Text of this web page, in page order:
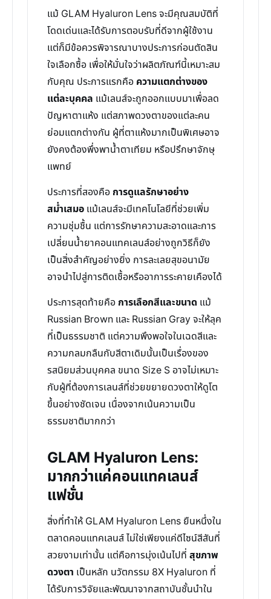
แม้ GLAM Hyaluron Lens จะมีคุณสมบัติที่
โดดเด่นและได้รับการตอบรับที่ดีจากผู้ใช้งาน
แต่ก็มีข้อควรพิจารณาบางประการก่อนตัดสิน
ใจเลือกซื้อ เพื่อให้มั่นใจว่าผลิตภัณฑ์นี้เหมาะสม
กับคุณ ประการแรกคือ ความแตกต่างของ
แต่ละบุคคล แม้เลนส์จะถูกออกแบบมาเพื่อลด
ปัญหาตาแห้ง แต่สภาพดวงตาของแต่ละคน
ย่อมแตกต่างกัน ผู้ที่ตาแห้งมากเป็นพิเศษอาจ
ยังคงต้องพึ่งพาน้ำตาเทียม หรือปรึกษาจักษุ
แพทย์
ประการที่สองคือ การดูแลรักษาอย่าง
สม่ำเสมอ แม้เลนส์จะมีเทคโนโลยีที่ช่วยเพิ่ม
ความชุ่มชื้น แต่การรักษาความสะอาดและการ
เปลี่ยนน้ำยาคอนแทคเลนส์อย่างถูกวิธีก็ยัง
เป็นสิ่งสำคัญอย่างยิ่ง การละเลยสุขอนามัย
อาจนำไปสู่การติดเชื้อหรืออาการระคายเคืองได้
ประการสุดท้ายคือ การเลือกสีและขนาด แม้
Russian Brown และ Russian Gray จะให้ลุค
ที่เป็นธรรมชาติ แต่ความพึงพอใจในเฉดสีและ
ความกลมกลืนกับสีตาเดิมนั้นเป็นเรื่องของ
รสนิยมส่วนบุคคล ขนาด Size S อาจไม่เหมาะ
กับผู้ที่ต้องการเลนส์ที่ช่วยขยายดวงตาให้ดูโต
ขึ้นอย่างชัดเจน เนื่องจากเน้นความเป็น
ธรรมชาติมากกว่า
GLAM Hyaluron Lens:
มากกว่าแค่คอนแทคเลนส์
แฟชั่น
สิ่งที่ทำให้ GLAM Hyaluron Lens ยืนหนึ่งใน
ตลาดคอนแทคเลนส์ ไม่ใช่เพียงแค่ดีไซน์สีสันที่
สวยงามเท่านั้น แต่คือการมุ่งเน้นไปที่ สุขภาพ
ดวงตา เป็นหลัก นวัตกรรม 8X Hyaluron ที่
ได้รับการวิจัยและพัฒนาจากสถาบันชั้นนำใน